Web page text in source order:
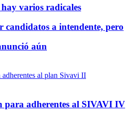
varios radicales
candidatos a intendente, pero
aún
para adherentes al SIVAVI IV